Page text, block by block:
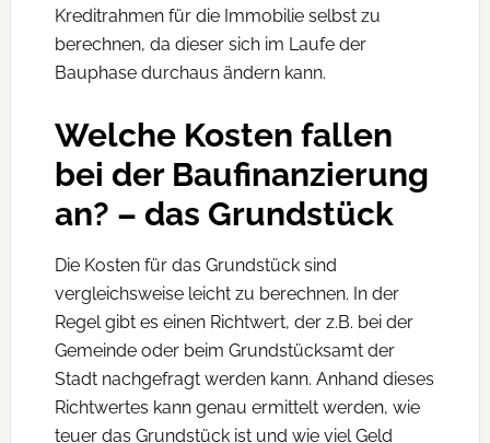
Kreditrahmen für die Immobilie selbst zu
berechnen, da dieser sich im Laufe der
Bauphase durchaus ändern kann.
Welche Kosten fallen
bei der Baufinanzierung
an? – das Grundstück
Die Kosten für das Grundstück sind
vergleichsweise leicht zu berechnen. In der
Regel gibt es einen Richtwert, der z.B. bei der
Gemeinde oder beim Grundstücksamt der
Stadt nachgefragt werden kann. Anhand dieses
Richtwertes kann genau ermittelt werden, wie
teuer das Grundstück ist und wie viel Geld